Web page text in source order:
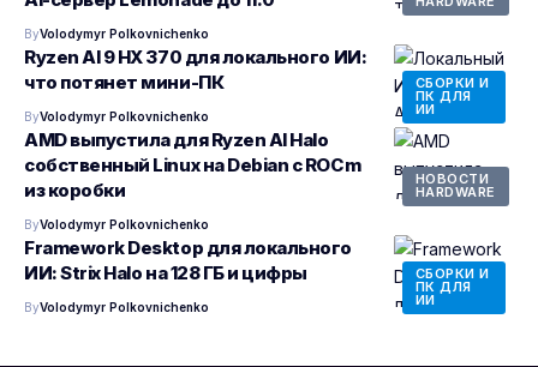
ByVolodymyr Polkovnichenko
СБОРКИ И
ПК ДЛЯ
ИИ
Ryzen AI 9 HX 370 для локального ИИ:
что потянет мини-ПК
ByVolodymyr Polkovnichenko
НОВОСТИ
HARDWARE
AMD выпустила для Ryzen AI Halo
собственный Linux на Debian с ROCm
из коробки
ByVolodymyr Polkovnichenko
СБОРКИ И
ПК ДЛЯ
ИИ
Framework Desktop для локального
ИИ: Strix Halo на 128 ГБ и цифры
ByVolodymyr Polkovnichenko